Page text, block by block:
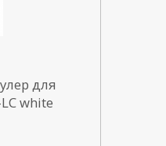
для
white